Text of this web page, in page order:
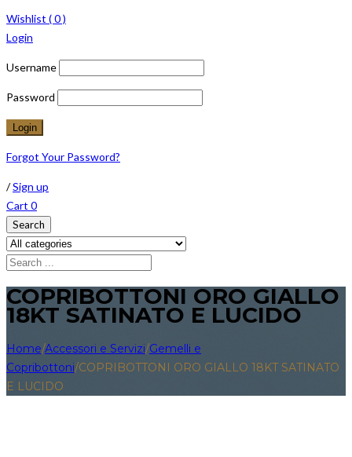
Wishlist (0)
Login
Username
Password
Forgot Your Password?
/Sign up
Cart 0
Search
COPRIBOTTONI ORO GIALLO
18KT SATINATO E LUCIDO
Home/Accessori e Servizi/Gemelli e
Copribottoni/COPRIBOTTONI ORO GIALLO 18KT SATINATO
E LUCIDO